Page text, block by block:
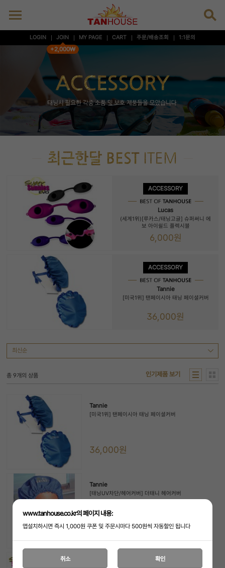
LOGIN JOIN
+2,000₩
MY PAGE CART 주문/배송조회 1:1문의
ACCESSORY
Lucas
(세계1위)[루카스/태닝고글] 슈퍼써니 에
보 아이쉴드 플렉시블
6,000원
ACCESSORY
Tannie
[미국1위] 탠페이시아 태닝 페이셜커버
36,000원
총 9개의 상품 인기제품 보기
Tannie
[미국1위] 탠페이시아 태닝 페이셜커버
36,000원
Tannie
[태닝UV차단/헤어커버] 더태니 헤어커버
30,000원
www.tanhouse.co.kr의 페이지 내용:
앱설치하시면 즉시 1,000원 쿠폰 및 주문시마다 500원씩 자동할인 됩니다
취소 확인